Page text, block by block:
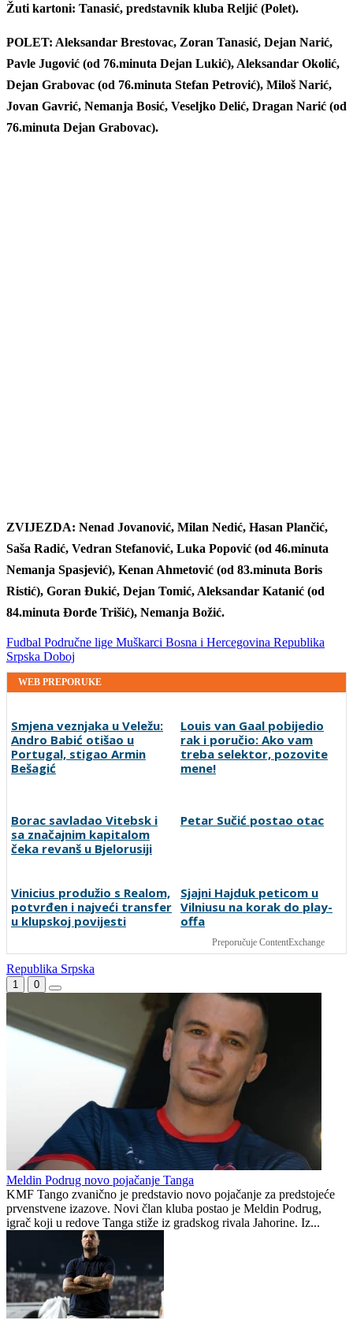
Žuti kartoni: Tanasić, predstavnik kluba Reljić (Polet).
POLET: Aleksandar Brestovac, Zoran Tanasić, Dejan Narić,
Pavle Jugović (od 76.minuta Dejan Lukić), Aleksandar Okolić,
Dejan Grabovac (od 76.minuta Stefan Petrović), Miloš Narić,
Jovan Gavrić, Nemanja Bosić, Veseljko Delić, Dragan Narić (od
76.minuta Dejan Grabovac).
ZVIJEZDA: Nenad Jovanović, Milan Nedić, Hasan Plančić,
Saša Radić, Vedran Stefanović, Luka Popović (od 46.minuta
Nemanja Spasjević), Kenan Ahmetović (od 83.minuta Boris
Ristić), Goran Đukić, Dejan Tomić, Aleksandar Katanić (od
84.minuta Đorđe Trišić), Nemanja Božić.
Fudbal Područne lige Muškarci Bosna i Hercegovina Republika
Srpska Doboj
WEB PREPORUKE
Smjena veznjaka u Veležu:
Andro Babić otišao u
Portugal, stigao Armin
Bešagić
Louis van Gaal pobijedio
rak i poručio: Ako vam
treba selektor, pozovite
mene!
Borac savladao Vitebsk i
sa značajnim kapitalom
čeka revanš u Bjelorusiji
Petar Sučić postao otac
Vinicius produžio s Realom,
potvrđen i najveći transfer
u klupskoj povijesti
Sjajni Hajduk peticom u
Vilniusu na korak do play-
offa
Preporučuje ContentExchange
Republika Srpska
1 0
Meldin Podrug novo pojačanje Tanga
KMF Tango zvanično je predstavio novo pojačanje za predstojeće
prvenstvene izazove. Novi član kluba postao je Meldin Podrug,
igrač koji u redove Tanga stiže iz gradskog rivala Jahorine. Iz...